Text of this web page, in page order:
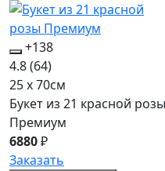
+138
4.8(64)
25 x 70см
Букет из 21 красной розы
Премиум
6880₽
Заказать